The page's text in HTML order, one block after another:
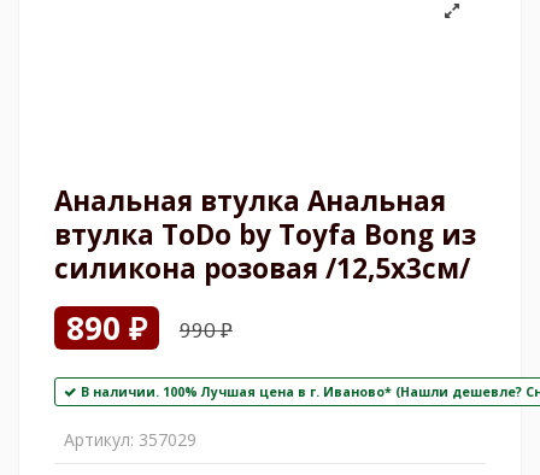
Анальная втулка Анальная
втулка ToDo by Toyfa Bong из
силикона розовая /12,5х3см/
890 ₽ 990 ₽
В наличии. 100% Лучшая цена в г. Иваново* (Нашли дешевле?
Артикул: 357029